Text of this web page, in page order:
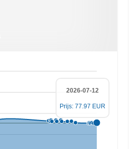
2026-07-12
Prijs: 77.97 EUR